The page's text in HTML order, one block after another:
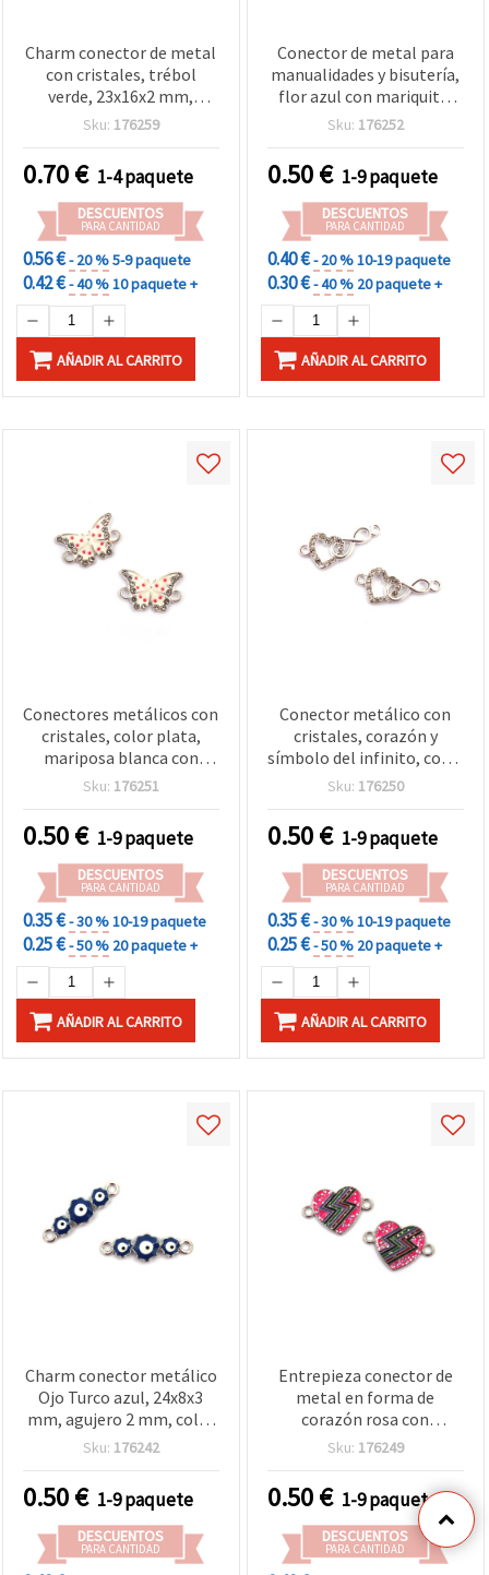
Charm conector de metal
con cristales, trébol
verde, 23x16x2 mm,
agujero: 1,5 mm, tono
Sku: 176259
0.70€ 1-4 paquete
DESCUENTOS
PARA CANTIDAD
0.56 €- 20 %5-9 paquete
0.42 €- 40 %10 paquete +
AÑADIR AL CARRITO
Conector de metal para
manualidades y bisutería,
flor azul con mariquita,
color plata, 20x18x5 mm,
Sku: 176252
0.50€ 1-9 paquete
DESCUENTOS
PARA CANTIDAD
0.40 €- 20 %10-19 paquete
0.30 €- 40 % 20 paquete +
AÑADIR AL CARRITO
Conectores metálicos con
cristales, color plata,
mariposa blanca con
lunares, 18x12x3 mm,
Sku: 176251
0.50€ 1-9 paquete
DESCUENTOS
PARA CANTIDAD
0.35 €- 30 %10-19 paquete
0.25 €- 50 % 20 paquete +
AÑADIR AL CARRITO
Conector metálico con
cristales, corazón y
símbolo del infinito, color
plata, 26x12x3 mm,
Sku: 176250
0.50€ 1-9 paquete
DESCUENTOS
PARA CANTIDAD
0.35 €- 30 %10-19 paquete
0.25 €- 50 % 20 paquete +
AÑADIR AL CARRITO
Charm conector metálico
Ojo Turco azul, 24x8x3
mm, agujero 2 mm, color
plata – 2 uds.
Sku: 176242
0.50€ 1-9 paquete
DESCUENTOS
PARA CANTIDAD
Entrepieza conector de
metal en forma de
corazón rosa con
purpurina, 21x14x2 mm,
- 2 piezas
Sku: 176249
0.50€ 1-9 paquete
DESCUENTOS
PARA CANTIDAD